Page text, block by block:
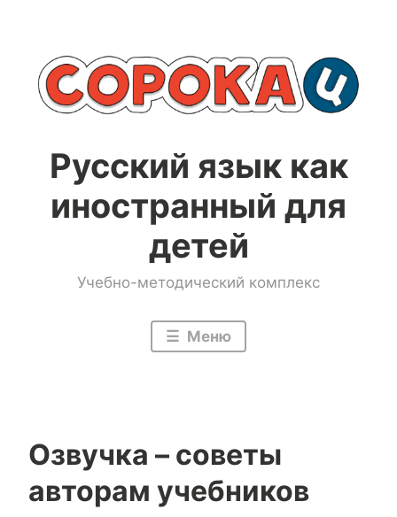
содержимому
Русский язык как
иностранный для
детей
Учебно-методический комплекс
Меню
Озвучка – советы
авторам учебников